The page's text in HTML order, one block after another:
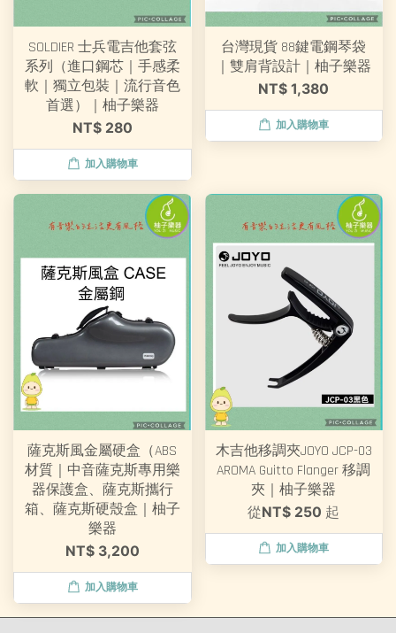
SOLDIER 士兵電吉他套弦
系列（進口鋼芯｜手感柔
軟｜獨立包裝｜流行音色
首選）｜柚子樂器
NT$ 280
加入購物車
台灣現貨 88鍵電鋼琴袋
｜雙肩背設計｜柚子樂器
NT$ 1,380
加入購物車
薩克斯風金屬硬盒（ABS
材質｜中音薩克斯專用樂
器保護盒、薩克斯攜行
箱、薩克斯硬殼盒｜柚子
樂器
NT$ 3,200
加入購物車
木吉他移調夾JOYO JCP-03
AROMA Guitto Flanger 移調
夾｜柚子樂器
從NT$ 250 起
加入購物車